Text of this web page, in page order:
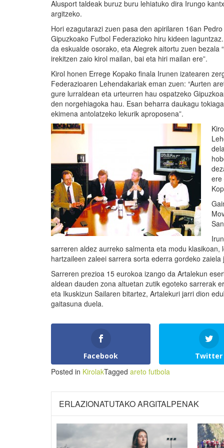
Alusport taldeak buruz buru lehiatuko dira Irungo
argitzeko.
Hori ezagutarazi zuen pasa den apirilaren 16an
Gipuzkoako Futbol Federazioko hiru kideen
da eskualde osorako, eta Alegrek aitortu zuen
irekitzen zaio kirol mailan, bai eta hiri mailan ere”.
Kirol honen Errege Kopako finala Irunen izatearen
Federazioaren Lehendakariak eman zuen: “Aurten
gure lurraldean eta urteurren hau ospatzeko
den norgehiagoka hau. Esan beharra daukagu
ekimena antolatzeko lekurik aproposena”.
ere
sarreren aldez aurreko salmenta eta modu
hartzaileen zaleei sarrera sorta ederra gordeko
Sarreren prezioa 15 eurokoa izango da Artalekun
aldean dauden zona altuetan zutik egoteko sarrerak
eta Ikuskizun Sailaren bitartez, Artalekuri jarri dion
gaitasuna duela.
Facebook Twitter
Posted in KirolakTagged areto futbola
ERLAZIONATUTAKO ARGITALPENAK